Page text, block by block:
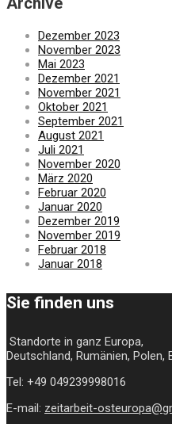
Dezember 2023
November 2023
Mai 2023
Dezember 2021
November 2021
Oktober 2021
September 2021
August 2021
Juli 2021
November 2020
März 2020
Februar 2020
Januar 2020
Dezember 2019
November 2019
Februar 2018
Januar 2018
Sie finden uns
Standorte in ganz Europa,
Deutschland, Rumänien, Polen,
Tel: +49 049239998016
E-mail: zeitarbeit-